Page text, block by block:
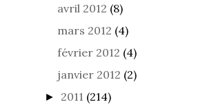
avril 2012 (8)
mars 2012 (4)
février 2012 (4)
janvier 2012 (2)
► 2011 (214)